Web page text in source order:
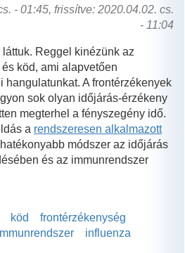
- 01:45, frissítve: 2020.04.02. cs.
- 11:04
Reggel kinézünk az
köd, ami alapvetően
hangulatunkat. A frontérzékenyek
sok olyan időjárás-érzékeny
megterhel a fényszegény idő.
a rendszeresen alkalmazott
módszer az időjárás
és az immunrendszer
köd
frontérzékenység
influenza